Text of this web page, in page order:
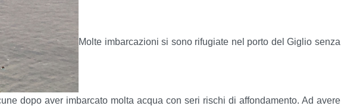
Molte imbarcazioni si sono rifugiate nel porto del Giglio senza
dopo aver imbarcato molta acqua con seri rischi di affondamento. Ad avere